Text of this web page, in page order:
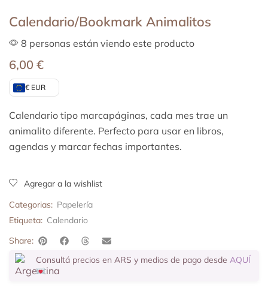
Calendario/Bookmark Animalitos
8 personas están viendo este producto
6,00 €
€ EUR
Calendario tipo marcapáginas, cada mes trae un
animalito diferente. Perfecto para usar en libros,
agendas y marcar fechas importantes.
Agregar a la wishlist
Categorias: Papelería
Etiqueta: Calendario
Share:
Consultá precios en ARS y medios de pago desde AQUÍ